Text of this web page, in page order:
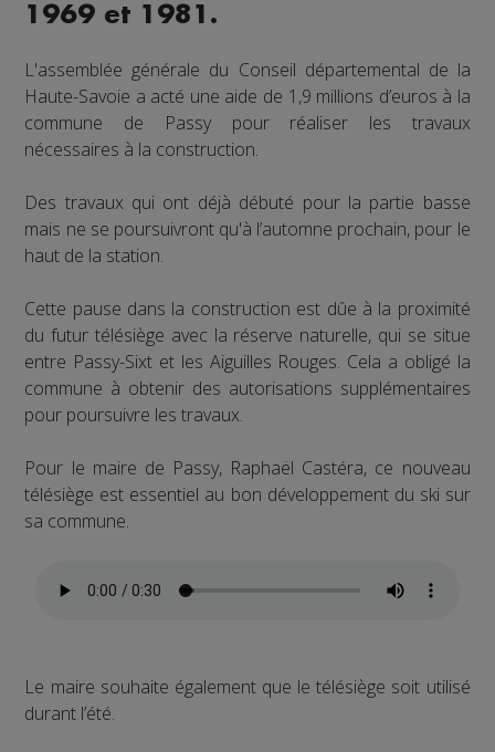
1969 et 1981.
L'assemblée générale du Conseil départemental de la
Haute-Savoie a acté une aide de 1,9 millions d’euros à la
commune de Passy pour réaliser les travaux
nécessaires à la construction.
Des travaux qui ont déjà débuté pour la partie basse
mais ne se poursuivront qu'à l’automne prochain, pour le
haut de la station.
Cette pause dans la construction est dûe à la proximité
du futur télésiège avec la réserve naturelle, qui se situe
entre Passy-Sixt et les Aiguilles Rouges. Cela a obligé la
commune à obtenir des autorisations supplémentaires
pour poursuivre les travaux.
Pour le maire de Passy, Raphaël Castéra, ce nouveau
télésiège est essentiel au bon développement du ski sur
sa commune.
Le maire souhaite également que le télésiège soit utilisé
durant l’été.